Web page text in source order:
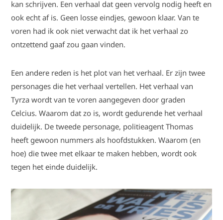
kan schrijven. Een verhaal dat geen vervolg nodig heeft en
ook echt af is. Geen losse eindjes, gewoon klaar. Van te
voren had ik ook niet verwacht dat ik het verhaal zo
ontzettend gaaf zou gaan vinden.
Een andere reden is het plot van het verhaal. Er zijn twee
personages die het verhaal vertellen. Het verhaal van
Tyrza wordt van te voren aangegeven door graden
Celcius. Waarom dat zo is, wordt gedurende het verhaal
duidelijk. De tweede personage, politieagent Thomas
heeft gewoon nummers als hoofdstukken. Waarom (en
hoe) die twee met elkaar te maken hebben, wordt ook
tegen het einde duidelijk.